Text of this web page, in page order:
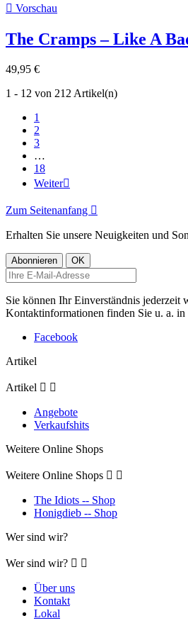
 Vorschau
The Cramps ‎– Like A
49,95 €
1 - 12 von 212 Artikel(n)
1
2
3
…
18
Weiter
Zum Seitenanfang 
Erhalten Sie unsere Neuigkeiten und
Sie können Ihr Einverständnis jederzeit
Kontaktinformationen finden Sie u. a. in
Facebook
Artikel
Artikel  
Angebote
Verkaufshits
Weitere Online Shops
Weitere Online Shops  
The Idiots -- Shop
Honigdieb -- Shop
Wer sind wir?
Wer sind wir?  
Über uns
Kontakt
Lokal